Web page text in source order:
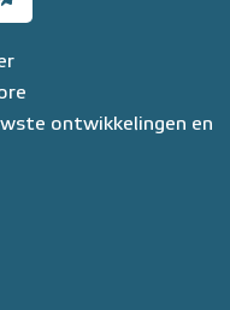
ontwikkelingen en